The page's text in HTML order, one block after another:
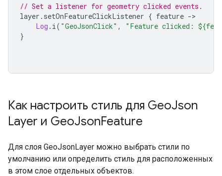
// Set a listener for geometry clicked events.
layer . setOnFeatureClickListener { feature ->
Log . i( "GeoJsonClick" ,
"Feature clicked:
}
Как настроить стиль для GeoJson
Layer и GeoJsonFeature
Для слоя GeoJsonLayer можно выбрать стили по
умолчанию или определить стиль для расположенных
в этом слое отдельных объектов.